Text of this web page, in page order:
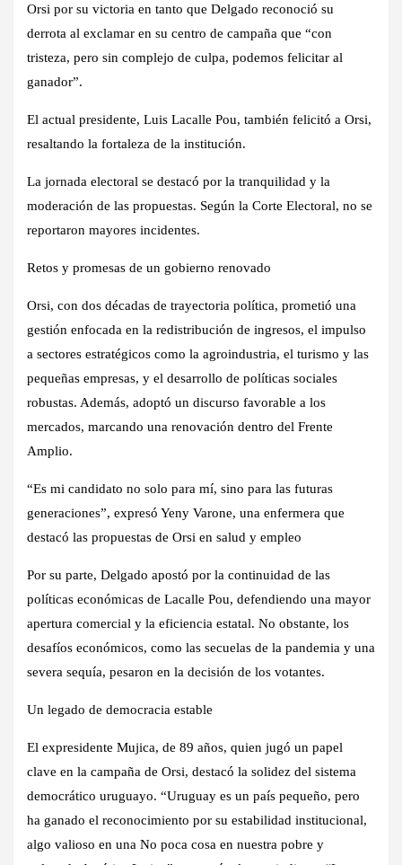
Orsi por su victoria en tanto que Delgado reconoció su
derrota al exclamar en su centro de campaña que “con
tristeza, pero sin complejo de culpa, podemos felicitar al
ganador”.
El actual presidente, Luis Lacalle Pou, también felicitó a Orsi,
resaltando la fortaleza de la institución.
La jornada electoral se destacó por la tranquilidad y la
moderación de las propuestas. Según la Corte Electoral, no se
reportaron mayores incidentes.
Retos y promesas de un gobierno renovado
Orsi, con dos décadas de trayectoria política, prometió una
gestión enfocada en la redistribución de ingresos, el impulso
a sectores estratégicos como la agroindustria, el turismo y las
pequeñas empresas, y el desarrollo de políticas sociales
robustas. Además, adoptó un discurso favorable a los
mercados, marcando una renovación dentro del Frente
Amplio.
“Es mi candidato no solo para mí, sino para las futuras
generaciones”, expresó Yeny Varone, una enfermera que
destacó las propuestas de Orsi en salud y empleo
Por su parte, Delgado apostó por la continuidad de las
políticas económicas de Lacalle Pou, defendiendo una mayor
apertura comercial y la eficiencia estatal. No obstante, los
desafíos económicos, como las secuelas de la pandemia y una
severa sequía, pesaron en la decisión de los votantes.
Un legado de democracia estable
El expresidente Mujica, de 89 años, quien jugó un papel
clave en la campaña de Orsi, destacó la solidez del sistema
democrático uruguayo. “Uruguay es un país pequeño, pero
ha ganado el reconocimiento por su estabilidad institucional,
algo valioso en una No poca cosa en nuestra pobre y